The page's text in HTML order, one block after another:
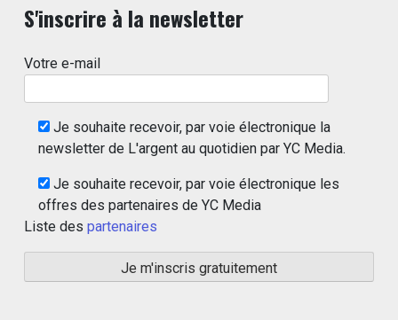
S'inscrire à la newsletter
Votre e-mail
Je souhaite recevoir, par voie électronique la
newsletter de L'argent au quotidien par YC Media.
Je souhaite recevoir, par voie électronique les
offres des partenaires de YC Media
Liste des partenaires